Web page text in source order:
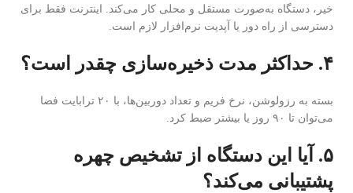
خیر، دستگاه به‌صورت مستقل و محلی کار می‌کند. اینترنت فقط برای
دسترسی از راه دور یا آپدیت نرم‌افزار لازم است.
۴. حداکثر مدت ذخیره‌سازی چقدر است؟
بسته به رزولوشن، نرخ فریم و تعداد دوربین‌ها، با ۲۰ ترابایت فضا
می‌توان تا ۹۰ روز یا بیشتر ضبط کرد.
۵. آیا این دستگاه از تشخیص چهره
پشتیبانی می‌کند؟